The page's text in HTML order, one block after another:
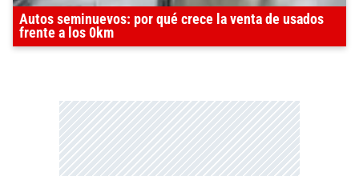
Autos seminuevos: por qué crece la venta de usados
frente a los 0km